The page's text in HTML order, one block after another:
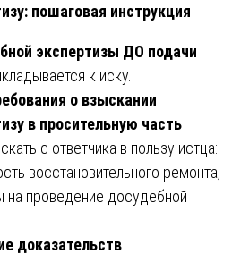
пошаговая инструкция
экспертизы ДО подачи
к иску.
о взыскании
в просительную часть
с ответчика в пользу истца:
восстановительного ремонта,
на проведение досудебной
доказательств